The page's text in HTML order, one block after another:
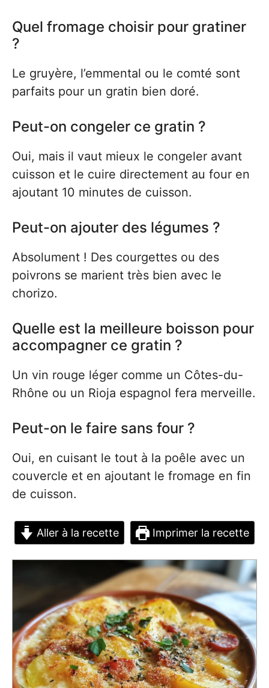
Quel fromage choisir pour gratiner
?
Le gruyère, l’emmental ou le comté sont
parfaits pour un gratin bien doré.
Peut-on congeler ce gratin ?
Oui, mais il vaut mieux le congeler avant
cuisson et le cuire directement au four en
ajoutant 10 minutes de cuisson.
Peut-on ajouter des légumes ?
Absolument ! Des courgettes ou des
poivrons se marient très bien avec le
chorizo.
Quelle est la meilleure boisson pour
accompagner ce gratin ?
Un vin rouge léger comme un Côtes-du-
Rhône ou un Rioja espagnol fera merveille.
Peut-on le faire sans four ?
Oui, en cuisant le tout à la poêle avec un
couvercle et en ajoutant le fromage en fin
de cuisson.
Aller à la recette Imprimer la recette